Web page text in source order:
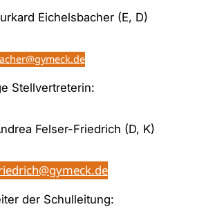
Eichelsbacher (E, D)
Stellvertreterin:
Felser-Friedrich (D, K)
der Schulleitung: